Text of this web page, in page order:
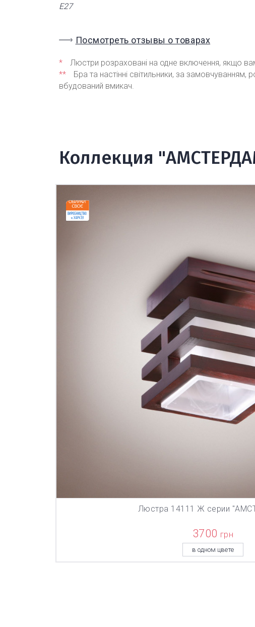
Е27
Посмотреть отзывы о товарах
*
Люстри розраховані на одне включення, якщо
**
Бра та настінні світильники, за
вбудований вмикач.
Коллекция
В КОРЗИНУ
Люстра 14111 Ж серии
3700 грн
в одном цвете